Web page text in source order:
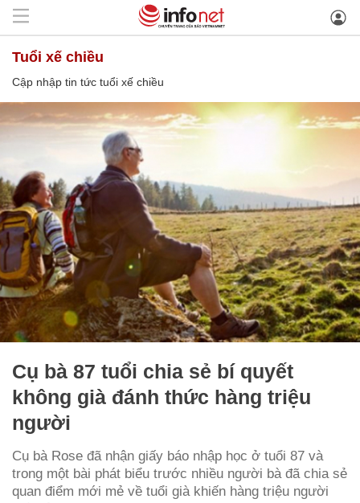
tuổi xế chiều
Cập nhập tin tức tuổi xế chiều
Cụ bà 87 tuổi chia sẻ bí quyết
không già đánh thức hàng triệu
người
Cụ bà Rose đã nhận giấy báo nhập học ở tuổi 87 và
trong một bài phát biểu trước nhiều người bà đã chia sẻ
quan điểm mới mẻ về tuổi già khiến hàng triệu người